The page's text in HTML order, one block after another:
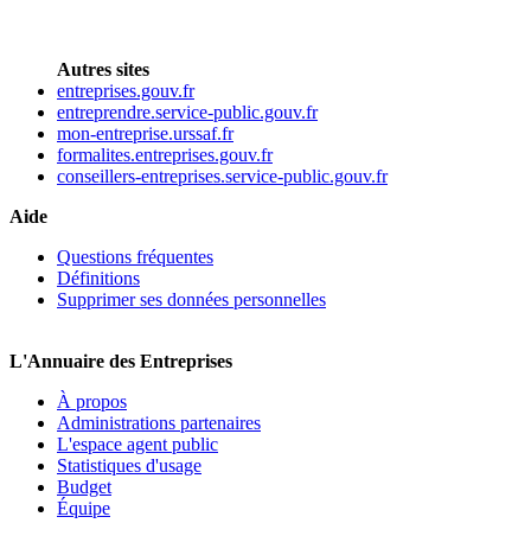
Autres sites
entreprises.gouv.fr
entreprendre.service-public.gouv.fr
mon-entreprise.urssaf.fr
formalites.entreprises.gouv.fr
conseillers-entreprises.service-public.gouv.fr
Aide
Questions fréquentes
Définitions
Supprimer ses données personnelles
L'Annuaire des Entreprises
À propos
Administrations partenaires
L'espace agent public
Statistiques d'usage
Budget
Équipe